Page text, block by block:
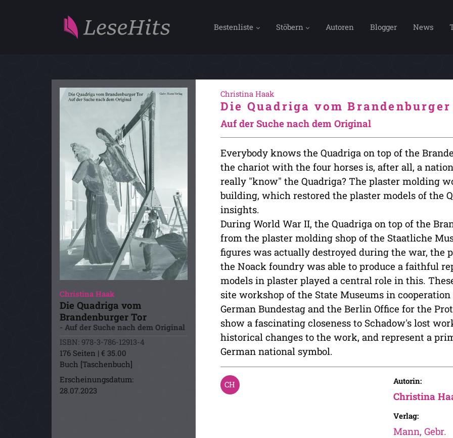
Bestenliste Stöbern Autoren Blogger News
Christina Haak
Die Quadriga vom
Brandenburger Tor
- Auf der Suche nach dem Original
ISBN: 978-3-786-12913-4
176 Seiten | € 35.00
Buch [Taschenbuch]
Erscheinungsdatum:
28.07.2023
Christina Haak
Die Quadriga vom
Auf der Suche nach dem Original
Everybody knows the Quadriga on top of the
the chariot with the four horses is, after all, a
really "know" the Quadriga? The plaster molding
building, which restored the plaster models of the
insights.
During World War II, the Quadriga on top of the
from the plaster molding shop of the Staatliche
figures was actually destroyed during the war, the
the Noack foundry was able to produce a faithful
models in plaster played a central role in this.
site workshop of the State Museums in
German Bundestag and the Berlin Office for the
show a fascinating closeness to Schadow's lost
historical changes to the work, and represent a
German national symbol.
Autorin:
Christina
Verlag:
Mann, Gebr.